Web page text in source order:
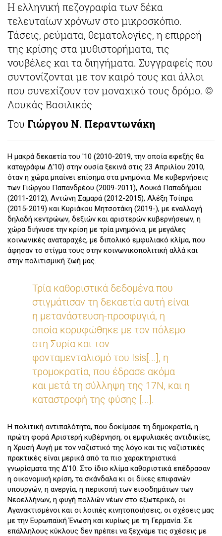
Η ελληνική πεζογραφία των δέκα
τελευταίων χρόνων στο μικροσκόπιο.
Τάσεις, ρεύματα, θεματολογίες, η επιρροή
της κρίσης στα μυθιστορήματα, τις
νουβέλες και τα διηγήματα. Συγγραφείς που
συντονίζονται με τον καιρό τους και άλλοι
που συνεχίζουν τον μοναχικό τους δρόμο. ©
Λουκάς Βασιλικός
Του Γιώργου Ν. Περαντωνάκη
Η μακρά δεκαετία του '10 (2010-2019, την οποία εφεξής θα
καταγράφω Δ'10) στην ουσία ξεκινά στις 23 Απριλίου 2010,
όταν η χώρα μπαίνει επίσημα στα μνημόνια. Με κυβερνήσεις
των Γιώργου Παπανδρέου (2009-2011), Λουκά Παπαδήμου
(2011-2012), Αντώνη Σαμαρά (2012-2015), Αλέξη Τσίπρα
(2015-2019) και Κυριάκου Μητσοτάκη (2019-), με εναλλαγή
δηλαδή κεντρώων, δεξιών και αριστερών κυβερνήσεων, η
χώρα διήνυσε την κρίση με τρία μνημόνια, με μεγάλες
κοινωνικές αναταραχές, με διπολικό εμφυλιακό κλίμα, που
άφησαν το στίγμα τους στην κοινωνικοπολιτική αλλά και
στην πολιτισμική ζωή μας.
Τρία καθοριστικά δεδομένα που
στιγμάτισαν τη δεκαετία αυτή είναι
η μετανάστευση-προσφυγιά, η
οποία κορυφώθηκε με τον πόλεμο
στη Συρία και τον
φονταμενταλισμό του Isis[...], η
τρομοκρατία, που έδρασε ακόμα
και μετά τη σύλληψη της 17Ν, και η
καταστροφή της φύσης [...].
Η πολιτική αντιπαλότητα, που δοκίμασε τη δημοκρατία, η
πρώτη φορά Αριστερή κυβέρνηση, οι εμφυλιακές αντιδικίες,
η Χρυσή Αυγή με τον ναζιστικό της λόγο και τις ναζιστικές
πρακτικές είναι μερικά από τα πιο χαρακτηριστικά
γνωρίσματα της Δ’10. Στο ίδιο κλίμα καθοριστικά επέδρασαν
η οικονομική κρίση, τα σκάνδαλα κι οι δίκες επιφανών
υπουργών, η ανεργία, η περικοπή των εισοδημάτων των
Νεοελλήνων, η φυγή πολλών νέων στο εξωτερικό, οι
Αγανακτισμένοι και οι λοιπές κινητοποιήσεις, οι σχέσεις μας
με την Ευρωπαϊκή Ένωση και κυρίως με τη Γερμανία. Σε
επάλληλους κύκλους δεν πρέπει να ξεχνάμε τις σχέσεις με